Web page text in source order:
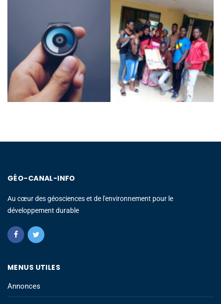
GÉO-CANAL-INFO
Au cœur des géosciences et de l'environnement pour le
développement durable
MENUS UTILES
Annonces